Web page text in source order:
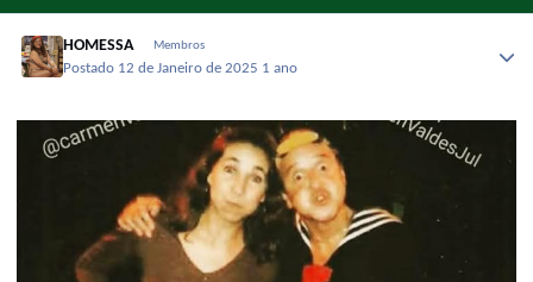
HOMESSA Membros
Postado 12 de Janeiro de 2025 1 ano